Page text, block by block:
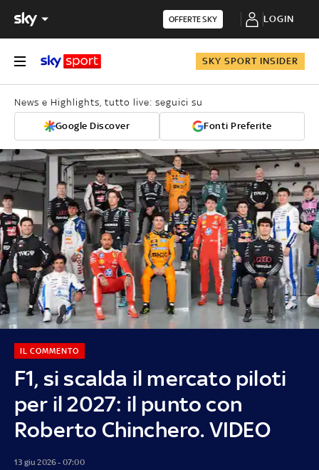
OFFERTE SKY LOGIN
SKY SPORT INSIDER
News e Highlights, tutto live: seguici su
Google Discover Fonti Preferite
F1, si scalda il mercato piloti
per il 2027: il punto con
Roberto Chinchero. VIDEO
IL COMMENTO
13 giu 2026 - 07:00